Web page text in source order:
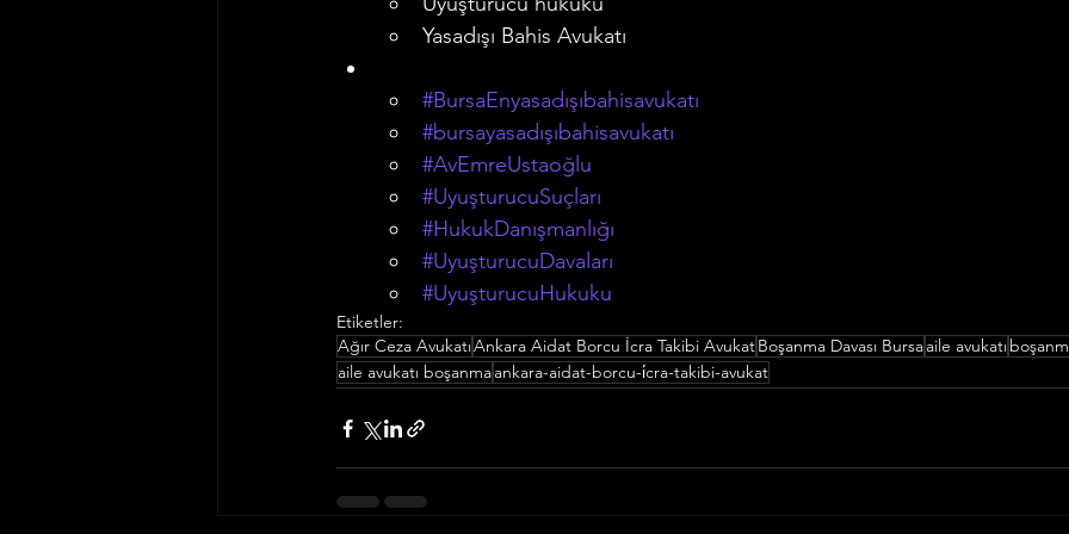
Yasadışı Bahis Avukatı
#BursaEnyasadışıbahisavukatı
#bursayasadışıbahisavukatı
#AvEmreUstaoğlu
#UyuşturucuSuçları
#HukukDanışmanlığı
#UyuşturucuDavaları
#UyuşturucuHukuku
Etiketler:
Ağır Ceza AvukatıAnkara Aidat Borcu İcra Takibi AvukatBoşanma Davası Bursaaile avukatı
aile avukatı boşanmaankara-aidat-borcu-i̇cra-takibi-avukat